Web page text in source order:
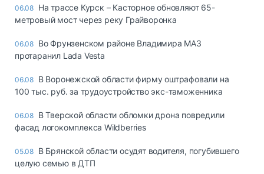
06.08 На трассе Курск – Касторное обновляют 65-
метровый мост через реку Грайворонка
06.08 Во Фрунзенском районе Владимира МАЗ
протаранил Lada Vesta
06.08 В Воронежской области фирму оштрафовали на
100 тыс. руб. за трудоустройство экс-таможенника
06.08 В Тверской области обломки дрона повредили
фасад логокомплекса Wildberries
05.08 В Брянской области осудят водителя, погубившего
целую семью в ДТП